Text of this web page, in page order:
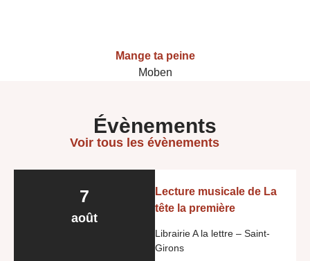
Mange ta peine
Moben
Évènements
Voir tous les évènements
7
août
Lecture musicale de La
tête la première
Librairie A la lettre – Saint-
Girons